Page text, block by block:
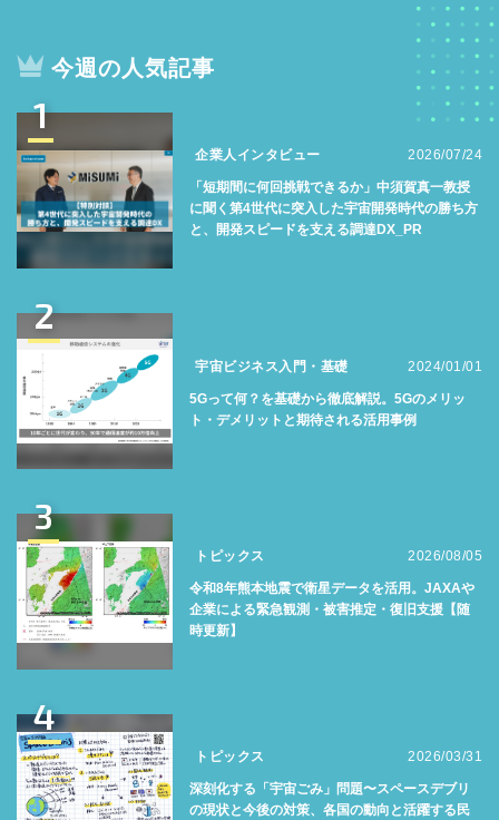
今週の人気記事
1
企業人インタビュー 2026/07/24
「短期間に何回挑戦できるか」中須賀真一教授
に聞く第4世代に突入した宇宙開発時代の勝ち方
と、開発スピードを支える調達DX_PR
2
宇宙ビジネス入門・基礎 2024/01/01
5Gって何？を基礎から徹底解説。5Gのメリッ
ト・デメリットと期待される活用事例
3
トピックス 2026/08/05
令和8年熊本地震で衛星データを活用。JAXAや
企業による緊急観測・被害推定・復旧支援【随
時更新】
4
トピックス 2026/03/31
深刻化する「宇宙ごみ」問題〜スペースデブリ
の現状と今後の対策、各国の動向と活躍する民